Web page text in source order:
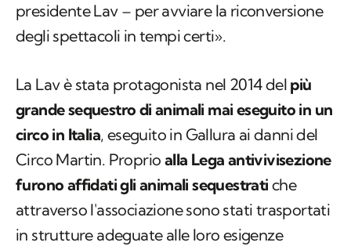
presidente Lav – per avviare la riconversione
degli spettacoli in tempi certi».
La Lav è stata protagonista nel 2014 del più
grande sequestro di animali mai eseguito in un
circo in Italia, eseguito in Gallura ai danni del
Circo Martin. Proprio alla Lega antivivisezione
furono affidati gli animali sequestrati che
attraverso l'associazione sono stati trasportati
in strutture adeguate alle loro esigenze